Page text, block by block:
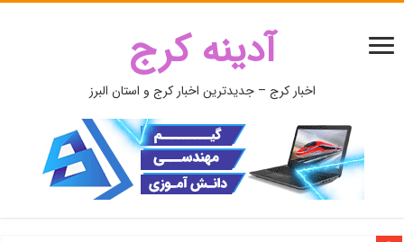
آدینه کرج
اخبار کرج – جدیدترین اخبار کرج و استان البرز